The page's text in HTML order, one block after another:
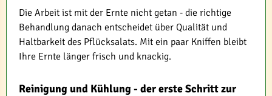
Die Arbeit ist mit der Ernte nicht getan - die richtige
Behandlung danach entscheidet über Qualität und
Haltbarkeit des Pflücksalats. Mit ein paar Kniffen bleibt
Ihre Ernte länger frisch und knackig.
Reinigung und Kühlung - der erste Schritt zur